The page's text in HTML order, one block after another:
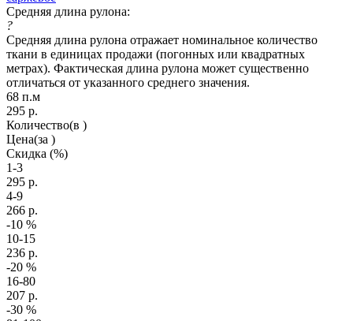
Средняя длина рулона:
?
Средняя длина рулона отражает номинальное количество
ткани в единицах продажи (погонных или квадратных
метрах). Фактическая длина рулона может существенно
отличаться от указанного среднего значения.
68 п.м
295 р.
Количество(в )
Цена(за )
Скидка (%)
1-3
295 р.
4-9
266 р.
-10 %
10-15
236 р.
-20 %
16-80
207 р.
-30 %